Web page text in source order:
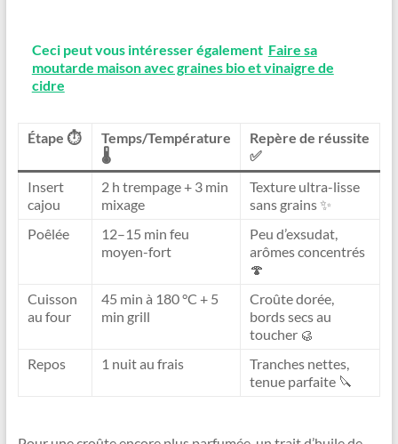
Ceci peut vous intéresser également Faire sa
moutarde maison avec graines bio et vinaigre de
cidre
Étape ⏱️
Temps/Température
🌡️
Repère de réussite
✅
Insert
cajou
2 h trempage + 3 min
mixage
Texture ultra-lisse
sans grains ✨
Poêlée
12–15 min feu
moyen-fort
Peu d’exsudat,
arômes concentrés
🍄
Cuisson
au four
45 min à 180 °C + 5
min grill
Croûte dorée,
bords secs au
toucher 🥮
Repos
1 nuit au frais
Tranches nettes,
tenue parfaite 🔪